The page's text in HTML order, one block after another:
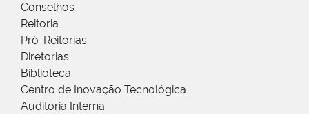
Conselhos
Reitoria
Pró-Reitorias
Diretorias
Biblioteca
Centro de Inovação Tecnológica
Auditoria Interna